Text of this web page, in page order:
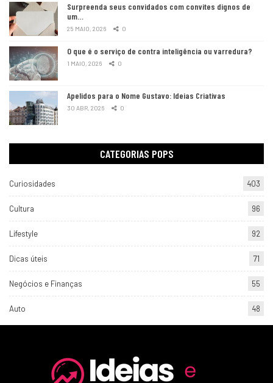
Surpreenda seus convidados com convites dignos de
um…
25 MAIO, 2026 0
O que é o serviço de contra inteligência ou varredura?
1 MAIO, 2026 0
Apelidos para o Nome Gustavo: Ideias Criativas
30 ABR, 2026 0
CATEGORIAS POPS
Curiosidades 403
Cultura 96
Lifestyle 92
Dicas úteis 71
Negócios e Finanças 55
Auto 48